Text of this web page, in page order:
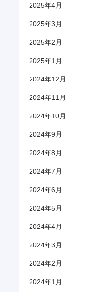
2025年4月
2025年3月
2025年2月
2025年1月
2024年12月
2024年11月
2024年10月
2024年9月
2024年8月
2024年7月
2024年6月
2024年5月
2024年4月
2024年3月
2024年2月
2024年1月